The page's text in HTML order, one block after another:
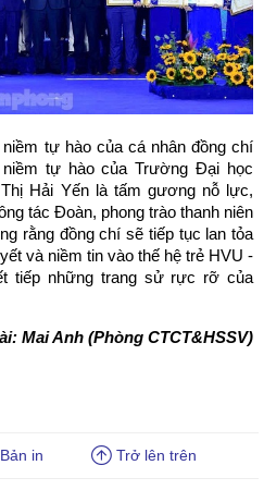
tự hào của cá nhân đồng chí
tự hào của Trường Đại học
Hải Yến là tấm gương nỗ lực,
tác Đoàn, phong trào thanh niên
rằng đồng chí sẽ tiếp tục lan tỏa
và niềm tin vào thế hệ trẻ HVU -
tiếp những trang sử rực rỡ của
Mai Anh (Phòng CTCT&HSSV)
in Trở lên trên